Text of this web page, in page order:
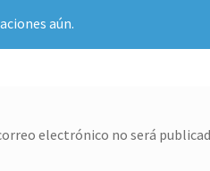
aún.
electrónico no será